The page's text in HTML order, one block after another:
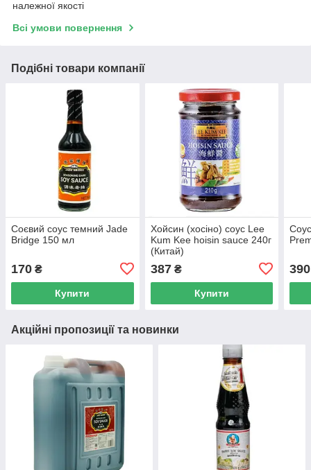
належної якості
Всі умови повернення
Подібні товари компанії
Соєвий соус темний Jade
Bridge 150 мл
170 ₴
Купити
Хойсин (хосіно) соус Lee
Kum Kee hoisin sauce 240г
(Китай)
387₴
Купити
390
Акційні пропозиції та новинки